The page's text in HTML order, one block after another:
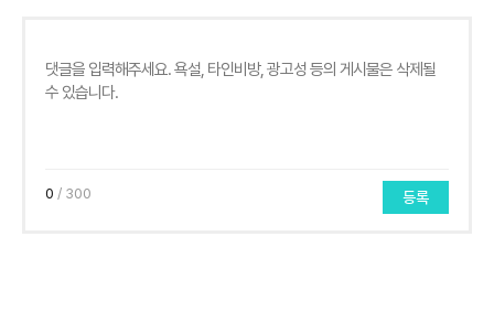
0 / 300 등록